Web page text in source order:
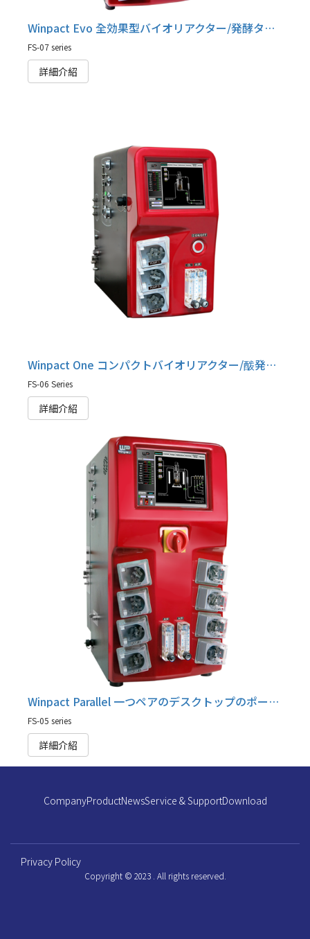
Winpact Evo 全効果型バイオリアクター/発酵タンク/酦発酵タンク, FS-07 series
FS-07 series
詳細介紹
Winpact One コンパクトバイオリアクター/酦発酵タンク, FS-06 Series
FS-06 Series
詳細介紹
Winpact Parallel 一つペアのデスクトップのポー発酵制御システム , FS-05 series
FS-05 series
詳細介紹
CompanyProductNewsService & SupportDownload
Privacy Policy
Copyright © 2023 . All rights reserved.